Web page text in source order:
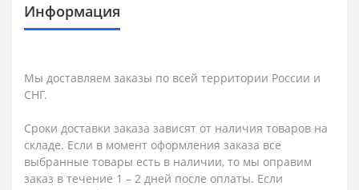
Информация
Мы доставляем заказы по всей территории России и
СНГ.
Сроки доставки заказа зависят от наличия товаров на
складе. Если в момент оформления заказа все
выбранные товары есть в наличии, то мы оправим
заказ в течение 1 – 2 дней после оплаты. Если